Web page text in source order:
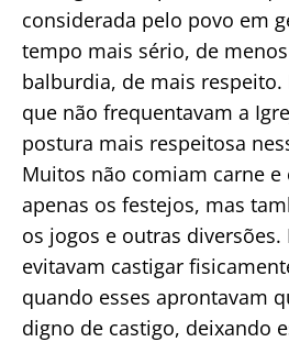
considerada pelo povo em
tempo mais sério, de
balburdia, de mais respeito.
que não frequentavam a
postura mais respeitosa
Muitos não comiam carne e
apenas os festejos, mas
os jogos e outras diversões.
evitavam castigar
quando esses aprontavam
digno de castigo, deixando